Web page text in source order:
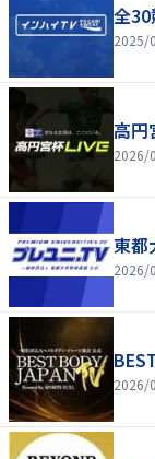
全30
2025/
高円
2026/
東都
2026/
2026/